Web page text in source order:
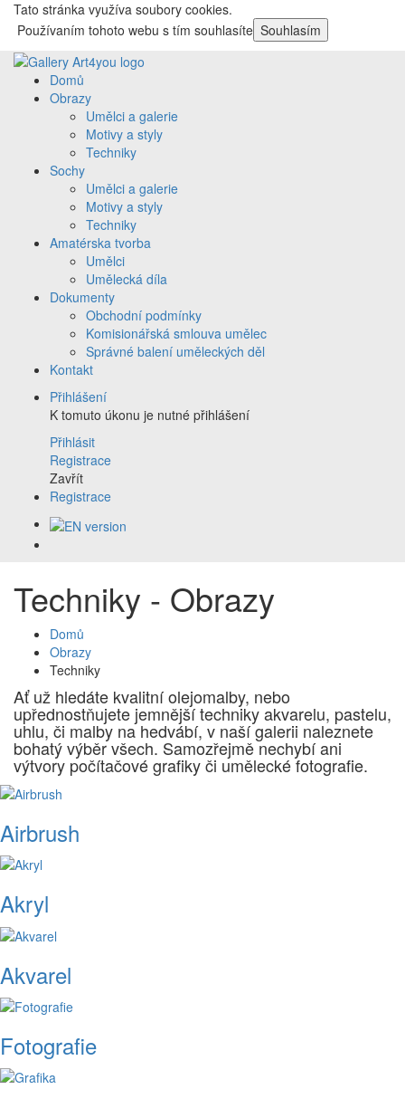
Tato stránka využíva soubory cookies.
Používaním tohoto webu s tím souhlasíte Souhlasím
Domů
Obrazy
Umělci a galerie
Motivy a styly
Techniky
Sochy
Umělci a galerie
Motivy a styly
Techniky
Amatérska tvorba
Umělci
Umělecká díla
Dokumenty
Obchodní podmínky
Komisionářská smlouva umělec
Správné balení uměleckých děl
Kontakt
Přihlášení
K tomuto úkonu je nutné přihlášení
Přihlásit
Registrace
Zavřít
Registrace
Techniky - Obrazy
Domů
Obrazy
Techniky
Ať už hledáte kvalitní olejomalby, nebo
upřednostňujete jemnější techniky akvarelu, pastelu,
uhlu, či malby na hedvábí, v naší galerii naleznete
bohatý výběr všech. Samozřejmě nechybí ani
výtvory počítačové grafiky či umělecké fotografie.
Airbrush
Akryl
Akvarel
Fotografie